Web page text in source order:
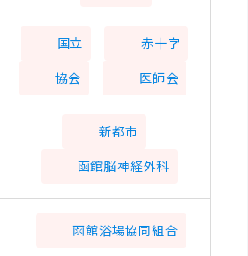
国立
赤十字
協会
医師会
新都市
函館脳神経外科
函館浴場協同組合